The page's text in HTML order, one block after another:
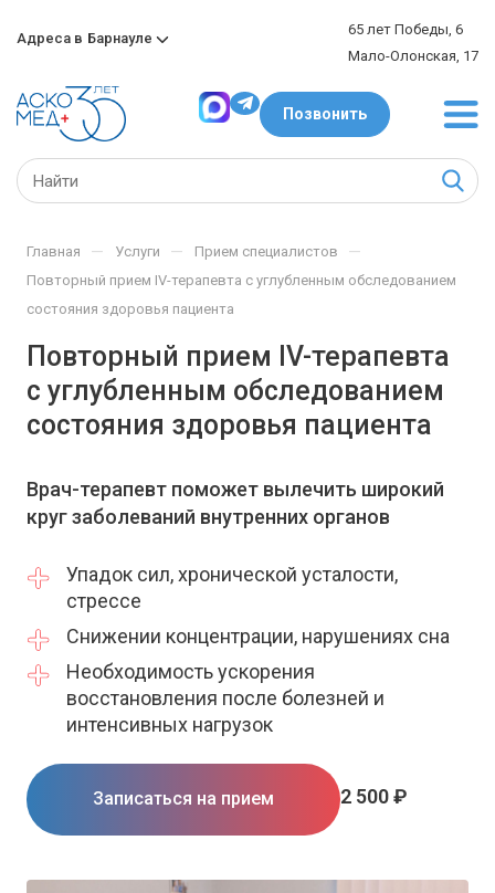
Адреса в Барнауле
65 лет Победы, 6
Мало-Олонская, 17
Позвонить
Главная — Услуги — Прием специалистов —
Повторный прием IV-терапевта с углубленным обследованием
состояния здоровья пациента
Повторный прием IV-терапевта
с углубленным обследованием
состояния здоровья пациента
Врач-терапевт поможет вылечить широкий
круг заболеваний внутренних органов
Упадок сил, хронической усталости,
стрессе
Снижении концентрации, нарушениях сна
Необходимость ускорения
восстановления после болезней и
интенсивных нагрузок
Записаться на прием 2 500 ₽